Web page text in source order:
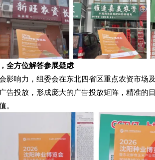
方位解答参展疑虑
响力，组委会在东北四省区重点农资市场
告投放，形成庞大的广告投放矩阵，精准的
。